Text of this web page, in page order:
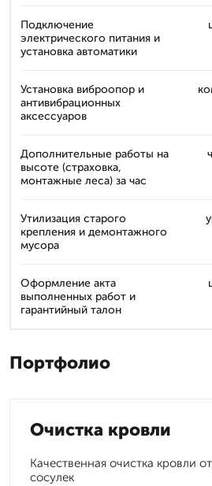
Подключение
электрического питания и
установка автоматики
Установка виброопор и
антивибрационных
аксессуаров
Дополнительные работы на
высоте (страховка,
монтажные леса) за час
Утилизация старого
крепления и демонтажного
мусора
Оформление акта
выполненных работ и
гарантийный талон
Портфолио
Очистка кровли
Качественная очистка кровли
сосулек